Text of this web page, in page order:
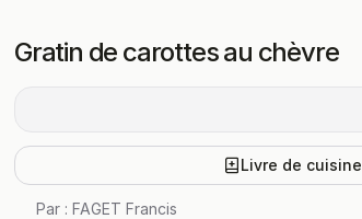
Gratin de carottes au chèvre
Livre de cuisine
Par : FAGET Francis